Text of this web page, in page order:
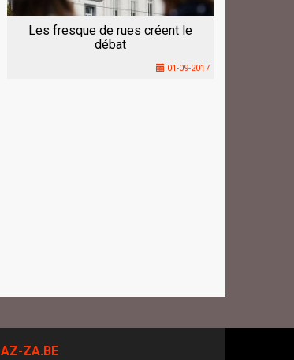
Les fresque de rues créent le
débat
01-09-2017
AZ-ZA.BE